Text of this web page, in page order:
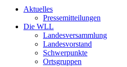
Aktuelles
Pressemitteilungen
Die WLL
Landesversammlung
Landesvorstand
Schwerpunkte
Ortsgruppen